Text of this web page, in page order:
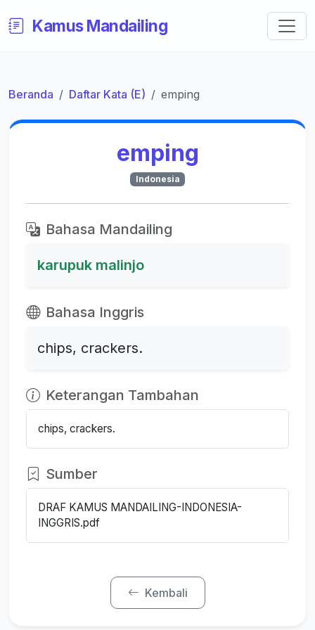
Kamus Mandailing
Beranda Daftar Kata (E) emping
emping
Indonesia
Bahasa Mandailing
karupuk malinjo
Bahasa Inggris
chips, crackers.
Keterangan Tambahan
chips, crackers.
Sumber
DRAF KAMUS MANDAILING-INDONESIA-
INGGRIS.pdf
Kembali